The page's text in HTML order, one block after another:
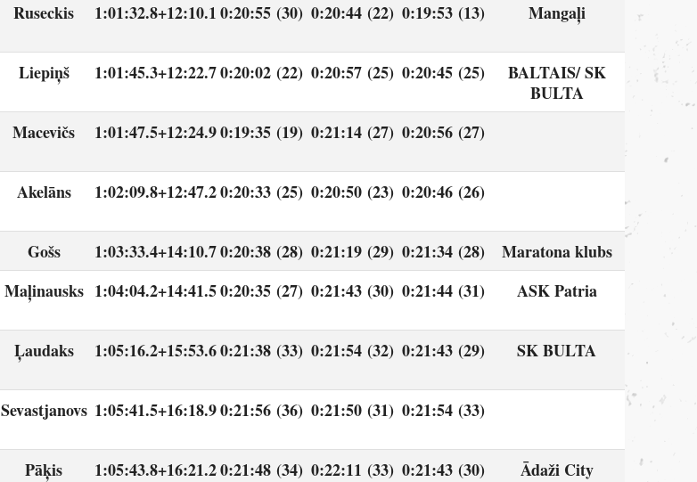
Ruseckis 1:01:32.8+12:10.10:20:55 (30) 0:20:44 (22) 0:19:53 (13) Mangaļi
Liepiņš 1:01:45.3+12:22.70:20:02 (22) 0:20:57 (25) 0:20:45 (25)
BALTAIS/ SK
BULTA
Macevičs 1:01:47.5+12:24.90:19:35 (19) 0:21:14 (27) 0:20:56 (27)
Akelāns 1:02:09.8+12:47.20:20:33 (25) 0:20:50 (23) 0:20:46 (26)
Gošs 1:03:33.4+14:10.70:20:38 (28) 0:21:19 (29) 0:21:34 (28)
Maratona klubs
Maļinausks 1:04:04.2+14:41.50:20:35 (27) 0:21:43 (30) 0:21:44 (31) ASK Patria
Ļaudaks 1:05:16.2+15:53.60:21:38 (33) 0:21:54 (32) 0:21:43 (29) SK BULTA
Sevastjanovs 1:05:41.5+16:18.90:21:56 (36) 0:21:50 (31) 0:21:54 (33)
Pāķis 1:05:43.8+16:21.20:21:48 (34) 0:22:11 (33) 0:21:43 (30) Ādaži City